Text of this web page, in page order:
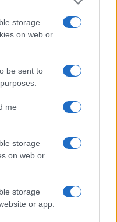
storage
on web or
be sent to
me
storage
on web or
storage
or app.
scaricata su chi
ma per il quale
così innocente,
premier che
allarga le braccia
l’arcobaleno.
della
questo. Consente
assente nel
latitante nelle sue
opposizioni non